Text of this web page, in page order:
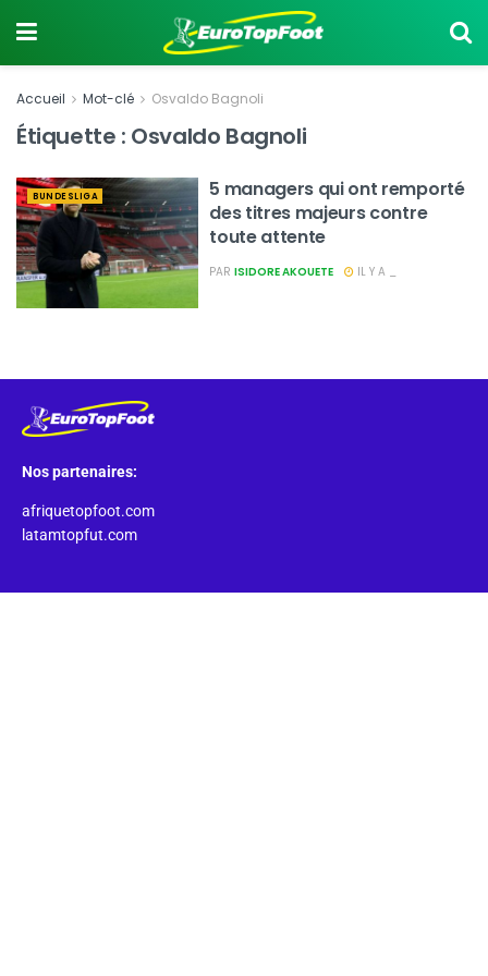
Accueil Mot-clé Osvaldo Bagnoli
Étiquette : Osvaldo Bagnoli
BUNDESLIGA
5 managers qui ont remporté
des titres majeurs contre
toute attente
PAR ISIDORE AKOUETE IL Y A _
Nos partenaires:
afriquetopfoot.com
latamtopfut.com